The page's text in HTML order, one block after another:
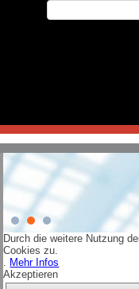
Durch die weitere Nutzung
Cookies zu.
. Mehr Infos
Akzeptieren